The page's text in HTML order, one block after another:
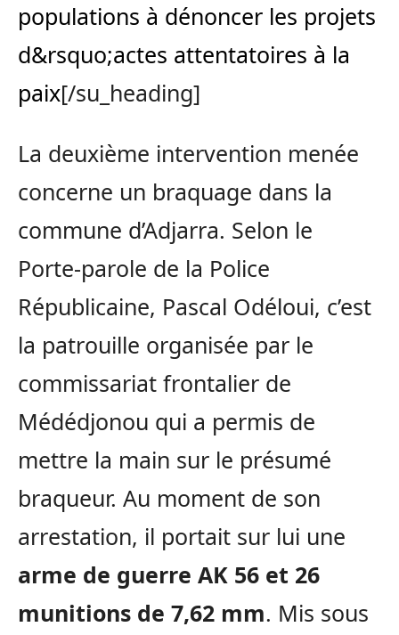
populations à dénoncer les projets
d&rsquo;actes attentatoires à la
paix[/su_heading]
La deuxième intervention menée
concerne un braquage dans la
commune d’Adjarra. Selon le
Porte-parole de la Police
Républicaine, Pascal Odéloui, c’est
la patrouille organisée par le
commissariat frontalier de
Médédjonou qui a permis de
mettre la main sur le présumé
braqueur. Au moment de son
arrestation, il portait sur lui une
arme de guerre AK 56 et 26
munitions de 7,62 mm. Mis sous